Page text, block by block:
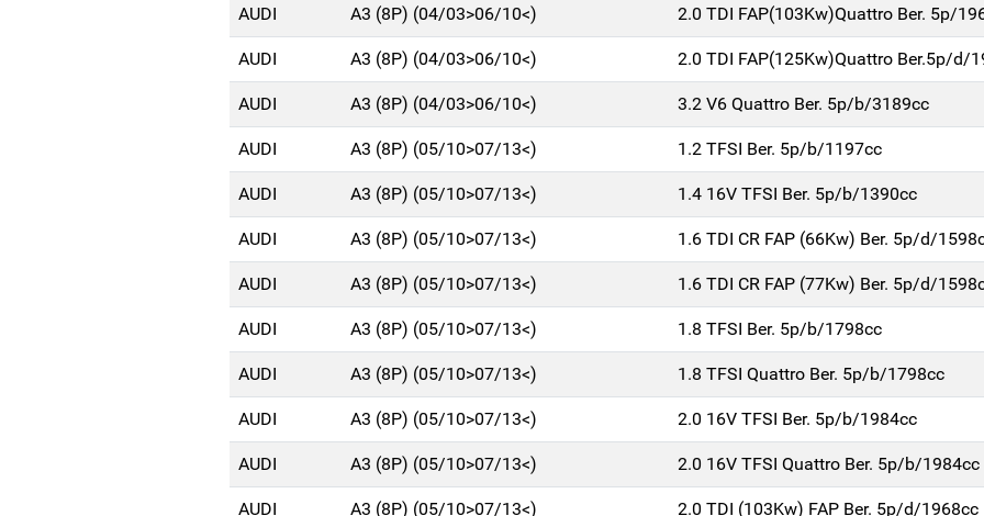
AUDI A3 (8P) (04/03>06/10<) 2.0 TDI FAP(103Kw)Quattro Ber. 5p/
AUDI A3 (8P) (04/03>06/10<) 2.0 TDI FAP(125Kw)Quattro Ber.5p/d/
AUDI A3 (8P) (04/03>06/10<) 3.2 V6 Quattro Ber. 5p/b/3189cc
AUDI A3 (8P) (05/10>07/13<) 1.2 TFSI Ber. 5p/b/1197cc
AUDI A3 (8P) (05/10>07/13<) 1.4 16V TFSI Ber. 5p/b/1390cc
AUDI A3 (8P) (05/10>07/13<) 1.6 TDI CR FAP (66Kw) Ber. 5p/d/
AUDI A3 (8P) (05/10>07/13<) 1.6 TDI CR FAP (77Kw) Ber. 5p/d/
AUDI A3 (8P) (05/10>07/13<) 1.8 TFSI Ber. 5p/b/1798cc
AUDI A3 (8P) (05/10>07/13<) 1.8 TFSI Quattro Ber. 5p/b/1798cc
AUDI A3 (8P) (05/10>07/13<) 2.0 16V TFSI Ber. 5p/b/1984cc
AUDI A3 (8P) (05/10>07/13<) 2.0 16V TFSI Quattro Ber. 5p/b/1984cc
AUDI A3 (8P) (05/10>07/13<) 2.0 TDI (103Kw) FAP Ber. 5p/d/1968cc